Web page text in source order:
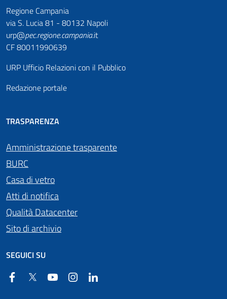
Regione Campania
via S. Lucia 81 - 80132 Napoli
urp@pec.regione.campania.it
CF 80011990639
URP Ufficio Relazioni con il Pubblico
Redazione portale
TRASPARENZA
Amministrazione trasparente
BURC
Casa di vetro
Atti di notifica
Qualità Datacenter
Sito di archivio
SEGUICI SU
FacebookTwitter YouTube Instagram